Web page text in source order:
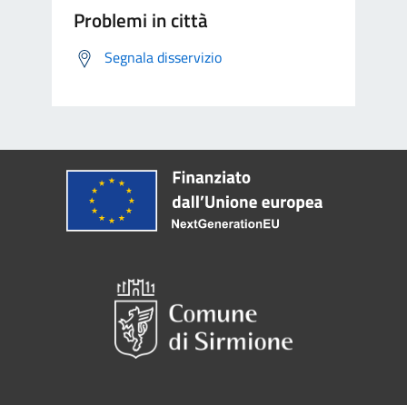
Problemi in città
Segnala disservizio